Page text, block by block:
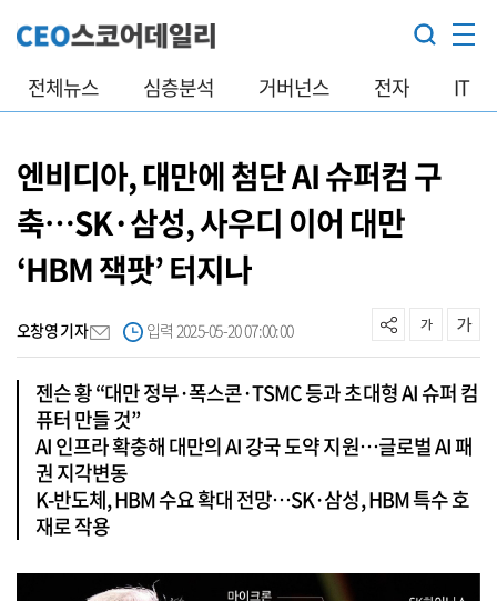
전체뉴스 심층분석 거버넌스 전자 IT
엔비디아, 대만에 첨단 AI 슈퍼컴 구
축…SK·삼성, 사우디 이어 대만
‘HBM 잭팟’ 터지나
오창영 기자 입력 2025-05-20 07:00:00
젠슨 황 “대만 정부·폭스콘·TSMC 등과 초대형 AI 슈퍼 컴
퓨터 만들 것”
AI 인프라 확충해 대만의 AI 강국 도약 지원…글로벌 AI 패
권 지각변동
K-반도체, HBM 수요 확대 전망…SK·삼성, HBM 특수 호
재로 작용